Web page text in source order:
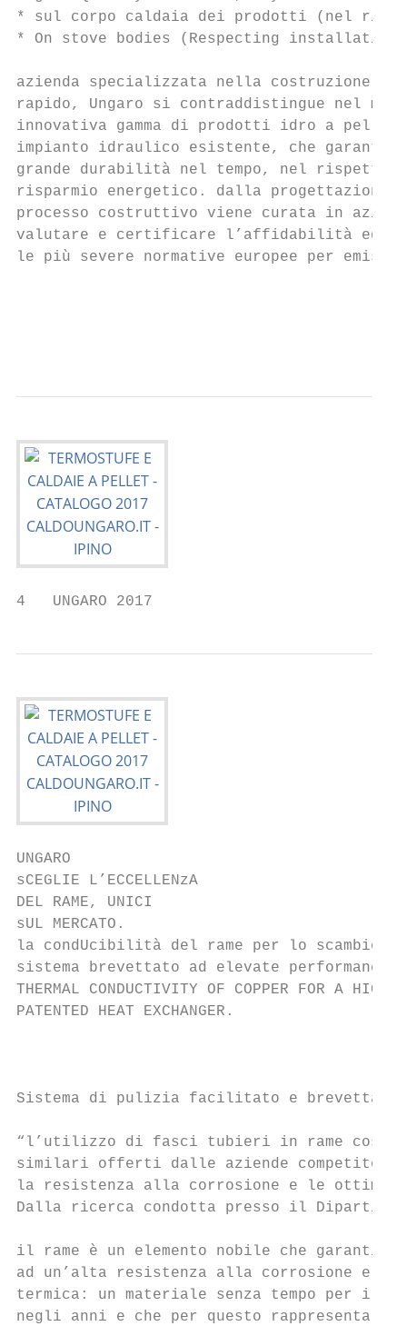
* sul corpo caldaia dei prodotti (nel
* On stove bodies (Respecting
azienda specializzata nella
rapido, Ungaro si contraddistingue nel
innovativa gamma di prodotti idro a
impianto idraulico esistente, che
grande durabilità nel tempo, nel
risparmio energetico. dalla
processo costruttivo viene curata in
valutare e certificare l’affidabilità ed
le più severe normative europee per
4   UNGARO 2017
UNGARO
sCEGLIE L’ECCELLENzA
DEL RAME, UNICI
sUL MERCATO.
la condUcibilità del rame per lo scambio
sistema brevettato ad elevate performance.
THERMAL CONDUCTIVITY OF COPPER FOR A HIGH
PATENTED HEAT EXCHANGER.
Sistema di pulizia facilitato e brevettato.
“l’utilizzo di fasci tubieri in rame
similari offerti dalle aziende competitor
la resistenza alla corrosione e le ottime
Dalla ricerca condotta presso il
il rame è un elemento nobile che
ad un’alta resistenza alla corrosione
termica: un materiale senza tempo per
negli anni e che per questo